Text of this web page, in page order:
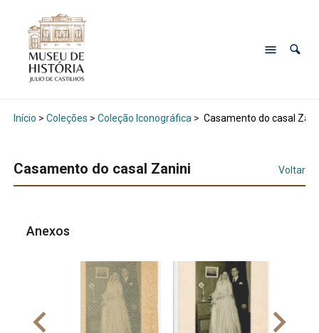
Início > Coleções > Coleção Iconográfica > Casamento do casal
Casamento do casal Zanini Voltar
Anexos